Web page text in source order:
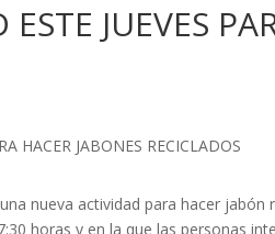
JUEVES
nueva actividad para hacer jabón
horas y en la que las personas